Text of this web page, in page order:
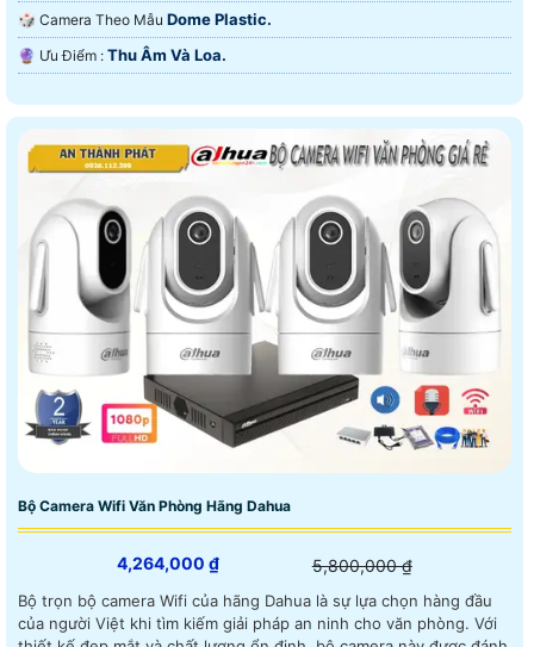
🎲 Camera Theo Mẫu Dome Plastic.
️🔮 Ưu Điểm : Thu Âm Và Loa.
Bộ Camera Wifi Văn Phòng Hãng Dahua
4,264,000 ₫ 5,800,000 ₫
Bộ trọn bộ camera Wifi của hãng Dahua là sự lựa chọn hàng đầu
của người Việt khi tìm kiếm giải pháp an ninh cho văn phòng. Với